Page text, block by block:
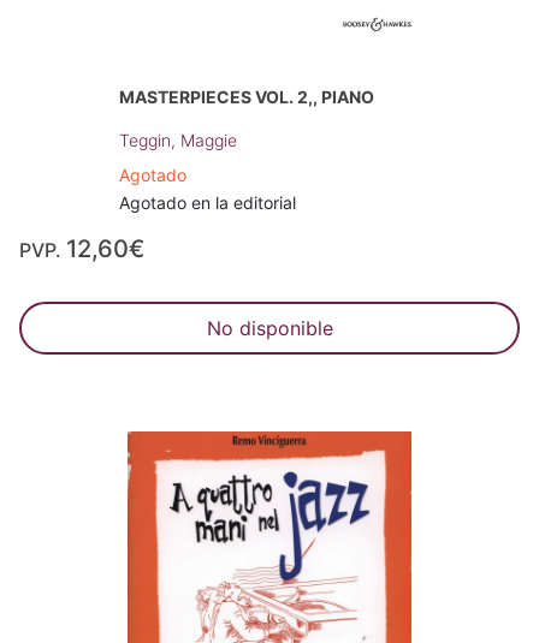
MASTERPIECES VOL. 2,, PIANO
Teggin, Maggie
Agotado
Agotado en la editorial
PVP. 12,60€
No disponible